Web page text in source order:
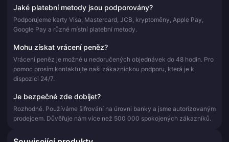
Jaké platební metody jsou podporovány?
Podporujeme karty Visa, Mastercard, JCB, kryptoměny, Apple Pay,
Google Pay a různé místní platební metody.
Mohu získat vrácení peněz?
Vrácení peněz je možné u nedoručených objednávek do 48 hodin. Pro
pomoc prosím kontaktujte naši zákaznickou podporu, která je k
dispozici 24/7.
Je bezpečné zde dobíjet?
Rozhodně. Používáme šifrování na úrovni banky a jsme autorizovaným
prodejcem. Důvěřuje nám více než 500 000 spokojených zákazníků.